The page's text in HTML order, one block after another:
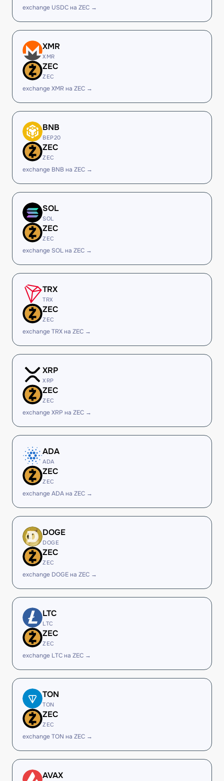
exchange USDC на ZEC →
XMR
XMR
ZEC
ZEC
exchange XMR на ZEC →
BNB
BEP20
ZEC
ZEC
exchange BNB на ZEC →
SOL
SOL
ZEC
ZEC
exchange SOL на ZEC →
TRX
TRX
ZEC
ZEC
exchange TRX на ZEC →
XRP
XRP
ZEC
ZEC
exchange XRP на ZEC →
ADA
ADA
ZEC
ZEC
exchange ADA на ZEC →
DOGE
DOGE
ZEC
ZEC
exchange DOGE на ZEC →
LTC
LTC
ZEC
ZEC
exchange LTC на ZEC →
TON
TON
ZEC
ZEC
exchange TON на ZEC →
AVAX